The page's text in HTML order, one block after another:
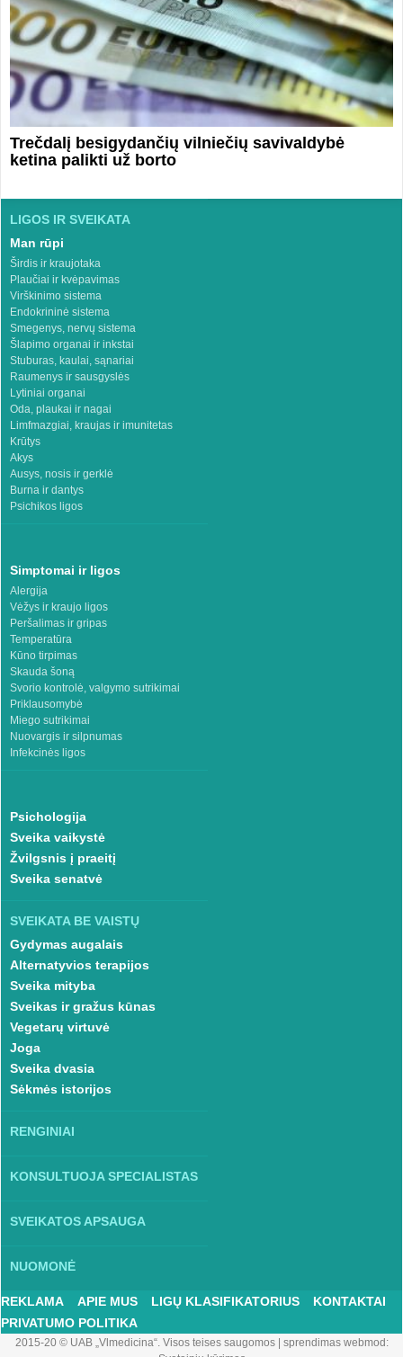
Trečdalį besigydančių vilniečių savivaldybė
ketina palikti už borto
LIGOS IR SVEIKATA
Man rūpi
Širdis ir kraujotaka
Plaučiai ir kvėpavimas
Virškinimo sistema
Endokrininė sistema
Smegenys, nervų sistema
Šlapimo organai ir inkstai
Stuburas, kaulai, sąnariai
Raumenys ir sausgyslės
Lytiniai organai
Oda, plaukai ir nagai
Limfmazgiai, kraujas ir imunitetas
Krūtys
Akys
Ausys, nosis ir gerklė
Burna ir dantys
Psichikos ligos
Simptomai ir ligos
Alergija
Vėžys ir kraujo ligos
Peršalimas ir gripas
Temperatūra
Kūno tirpimas
Skauda šoną
Svorio kontrolė, valgymo sutrikimai
Priklausomybė
Miego sutrikimai
Nuovargis ir silpnumas
Infekcinės ligos
Psichologija
Sveika vaikystė
Žvilgsnis į praeitį
Sveika senatvė
SVEIKATA BE VAISTŲ
Gydymas augalais
Alternatyvios terapijos
Sveika mityba
Sveikas ir gražus kūnas
Vegetarų virtuvė
Joga
Sveika dvasia
Sėkmės istorijos
RENGINIAI
KONSULTUOJA SPECIALISTAS
SVEIKATOS APSAUGA
NUOMONĖ
REKLAMA APIE MUS LIGŲ KLASIFIKATORIUS
KONTAKTAI
PRIVATUMO POLITIKA
2015-20 © UAB „Vlmedicina“. Visos teises saugomos| sprendimas webmod: